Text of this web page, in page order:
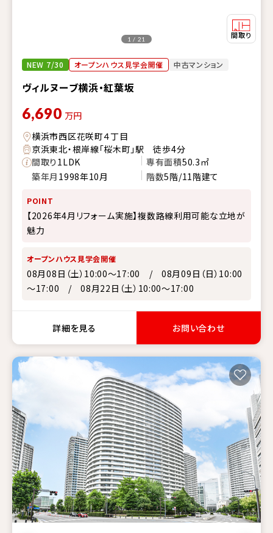
NEW 7/30 オープンハウス見学会開催 中古マンション
ヴィルヌーブ横浜・紅葉坂
1 / 21
6,690 万円
横浜市西区花咲町４丁目
京浜東北・根岸線「桜木町」駅 徒歩4分
間取り1LDK 専有面積50.3㎡
築年月 1998年10月 階数5階/11階建て
POINT
【2026年4月リフォーム実施】複数路線利用可能な立地が
魅力
オープンハウス見学会開催
08月08日（土）10:00～17:00 / 08月09日（日）10:00
～17:00 / 08月22日（土）10:00～17:00
詳細を見る お問い合わせ